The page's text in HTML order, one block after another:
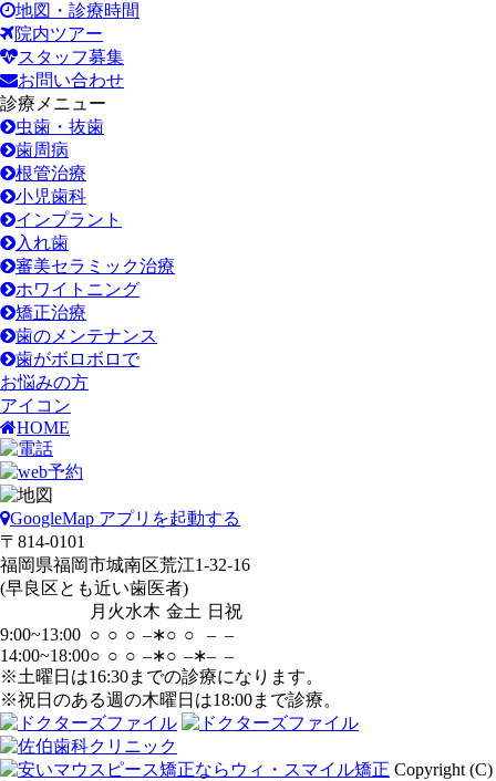
地図・診療時間
院内ツアー
スタッフ募集
お問い合わせ
診療メニュー
虫歯・抜歯
歯周病
根管治療
小児歯科
インプラント
入れ歯
審美セラミック治療
ホワイトニング
矯正治療
歯のメンテナンス
歯がボロボロで
お悩みの方
アイコン
HOME
GoogleMap アプリを起動する
〒814-0101
福岡県福岡市城南区荒江1-32-16
(早良区とも近い歯医者)
月 火水木 金土 日 祝
9:00~13:00 ○ ○ ○ –∗○ ○ – –
14:00~18:00○ ○ ○ –∗○ –∗– –
※土曜日は16:30までの診療になります。
※祝日のある週の木曜日は18:00まで診療。
Copyright (C)